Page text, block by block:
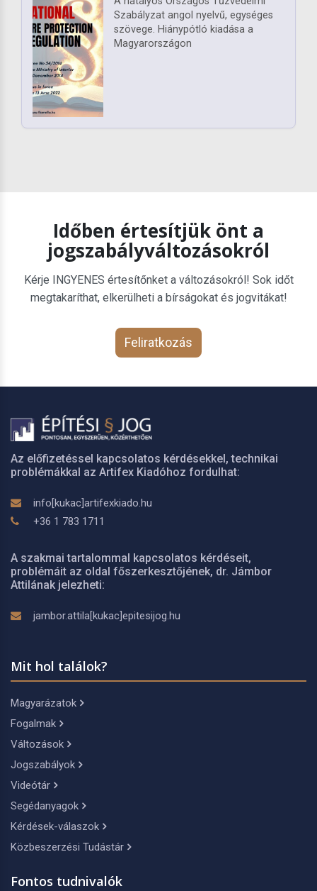
Szabályzat angol nyelvű, egységes
szövege. Hiánypótló kiadása a
Magyarországon
Időben értesítjük önt a
jogszabályváltozásokról
Kérje INGYENES értesítőnket a változásokról! Sok időt
megtakaríthat, elkerülheti a bírságokat és jogvitákat!
Feliratkozás
Az előfizetéssel kapcsolatos kérdésekkel, technikai
problémákkal az Artifex Kiadóhoz fordulhat:
info[kukac]artifexkiado.hu
+36 1 783 1711
A szakmai tartalommal kapcsolatos kérdéseit,
problémáit az oldal főszerkesztőjének, dr. Jámbor
Attilának jelezheti:
jambor.attila[kukac]epitesijog.hu
Mit hol találok?
Magyarázatok
Fogalmak
Változások
Jogszabályok
Videótár
Segédanyagok
Kérdések-válaszok
Közbeszerzési Tudástár
Fontos tudnivalók